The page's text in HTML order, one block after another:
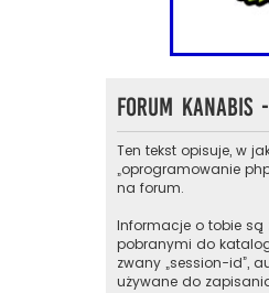
Forum Kanabis
Ten tekst opisuje, w
„oprogramowanie
na forum.
Informacje o tobie są
pobranymi do
zwany „session-id”,
używane do